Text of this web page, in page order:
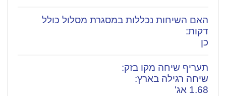
כן
​שיחה רגילה בארץ:
1.68 אג'